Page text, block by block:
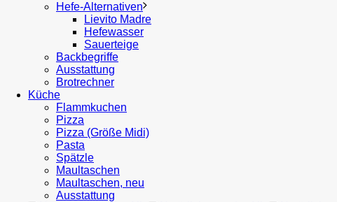
Hefe-Alternativen
Lievito Madre
Hefewasser
Sauerteige
Backbegriffe
Ausstattung
Brotrechner
Küche
Flammkuchen
Pizza
Pizza (Größe Midi)
Pasta
Spätzle
Maultaschen
Maultaschen, neu
Ausstattung